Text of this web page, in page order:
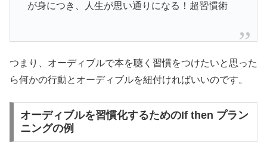
が身につき、人生が思い通りになる！超習慣術
つまり、オーディブルで本を聴く習慣をつけたいと思った
ら何かの行動とオーディブルを紐付ければいいのです。
オーディブルを習慣化するためのIf then プラン
ニングの例